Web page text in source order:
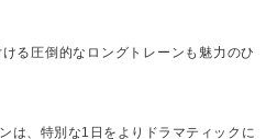
る圧倒的なロングトレーンも魅力のひ
は、特別な1日をよりドラマティックに